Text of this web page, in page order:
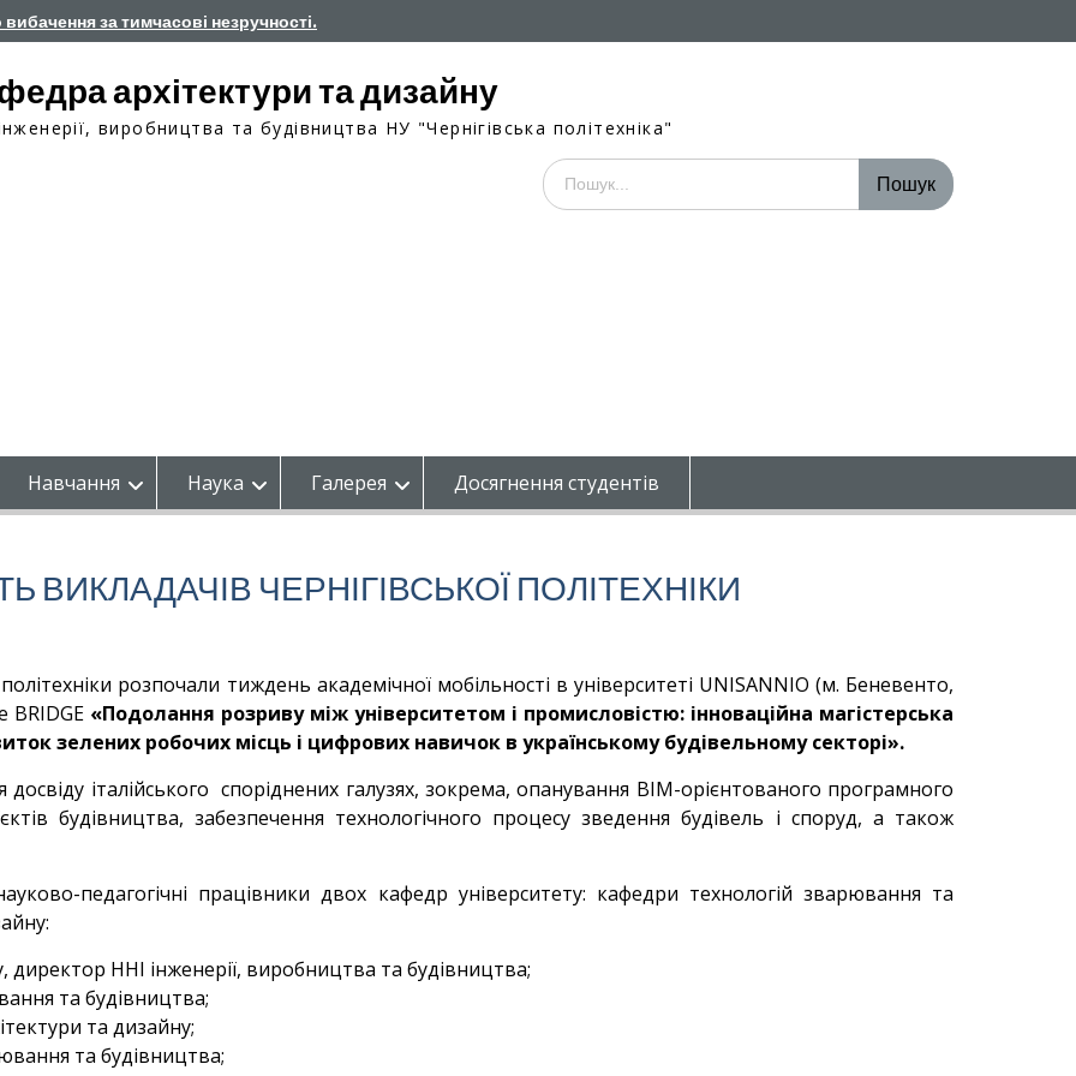
за тимчасові незручності.
архітектури та дизайну
виробництва та будівництва НУ "Чернігівська політехніка"
Шукати:
Навчання Наука Галерея Досягнення студентів
ВИКЛАДАЧІВ ЧЕРНІГІВСЬКОЇ ПОЛІТЕХНІКИ
розпочали тиждень академічної мобільності в університеті UNISANNIO (м. Беневенто,
BRIDGE «Подолання розриву між університетом і промисловістю: інноваційна магістерська
зелених робочих місць і цифрових навичок в українському будівельному секторі».
італійського споріднених галузях, зокрема, опанування BIM-орієнтованого програмного
будівництва, забезпечення технологічного процесу зведення будівель і споруд, а також
педагогічні працівники двох кафедр університету: кафедри технологій зварювання та
ННІ інженерії, виробництва та будівництва;
та будівництва;
та дизайну;
та будівництва;